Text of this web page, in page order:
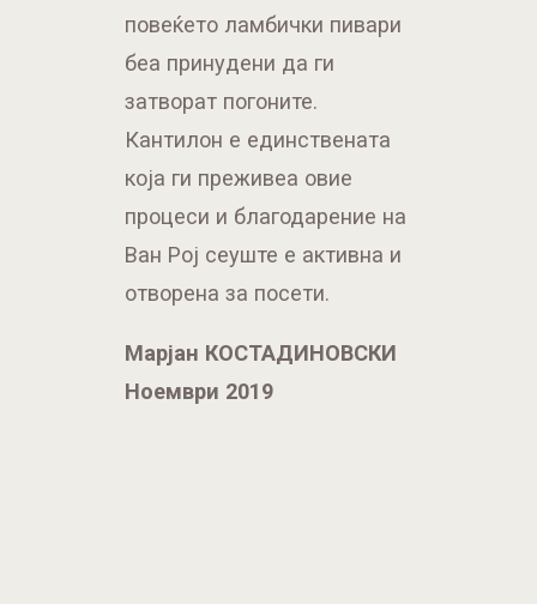
повеќето ламбички пивари
беа принудени да ги
затворат погоните.
Кантилон е единствената
која ги преживеа овие
процеси и благодарение на
Ван Рој сеуште е активна и
отворена за посети.
Mарјан КОСТАДИНОВСКИ
Ноември 2019